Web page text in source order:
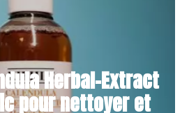
Herbal-Extract
pour nettoyer et